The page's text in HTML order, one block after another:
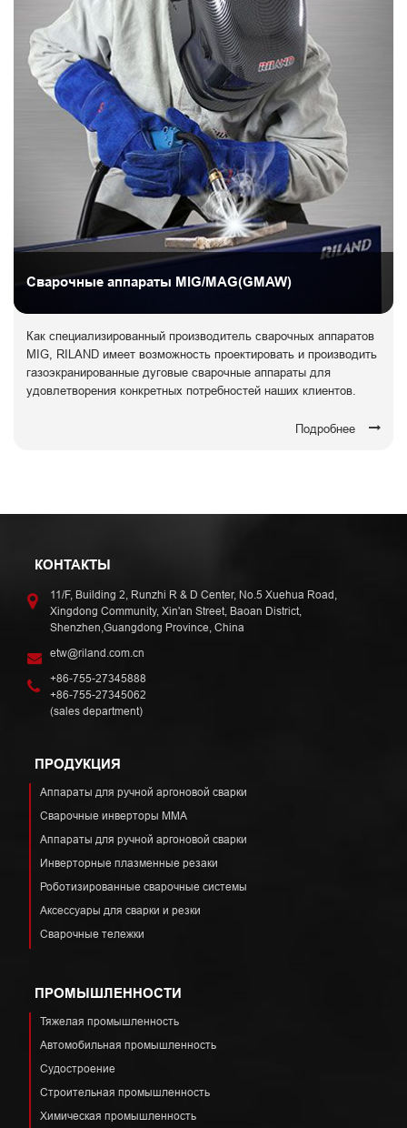
Сварочные аппараты MIG/MAG(GMAW)
Как специализированный производитель сварочных аппаратов
MIG, RILAND имеет возможность проектировать и производить
газоэкранированные дуговые сварочные аппараты для
удовлетворения конкретных потребностей наших клиентов.
Подробнее
КОНТАКТЫ
11/F, Building 2, Runzhi R & D Center, No.5 Xuehua Road,
Xingdong Community, Xin'an Street, Baoan District,
Shenzhen,Guangdong Province, China
etw@riland.com.cn
+86-755-27345888
+86-755-27345062
(sales department)
ПРОДУКЦИЯ
Аппараты для ручной аргоновой сварки
Сварочные инверторы ММА
Аппараты для ручной аргоновой сварки
Инверторные плазменные резаки
Роботизированные сварочные системы
Аксессуары для сварки и резки
Сварочные тележки
ПРОМЫШЛЕННОСТИ
Тяжелая промышленность
Автомобильная промышленность
Судостроение
Строительная промышленность
Химическая промышленность